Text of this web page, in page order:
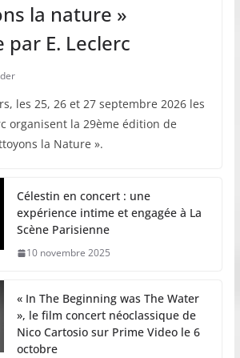
la nature »
par E. Leclerc
les 25, 26 et 27 septembre 2026 les
organisent la 29ème édition de
la Nature ».
Célestin en concert : une
expérience intime et engagée à La
Scène Parisienne
10 novembre 2025
« In The Beginning was The Water
», le film concert néoclassique de
Nico Cartosio sur Prime Video le 6
octobre